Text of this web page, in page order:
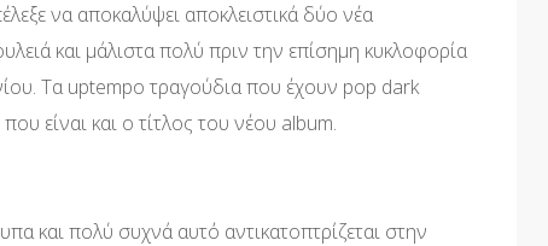
να αποκαλύψει αποκλειστικά δύο νέα
και μάλιστα πολύ πριν την επίσημη κυκλοφορία
Τα uptempo τραγούδια που έχουν pop dark
είναι και ο τίτλος του νέου album.
και πολύ συχνά αυτό αντικατοπτρίζεται στην